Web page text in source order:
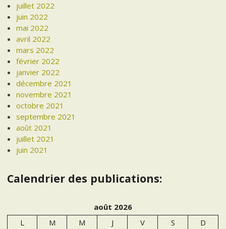
juillet 2022
juin 2022
mai 2022
avril 2022
mars 2022
février 2022
janvier 2022
décembre 2021
novembre 2021
octobre 2021
septembre 2021
août 2021
juillet 2021
juin 2021
Calendrier des publications:
août 2026
L
M M J V S D